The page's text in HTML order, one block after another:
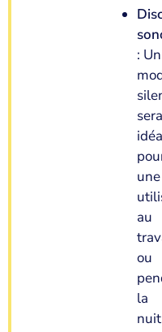
: Un
sera
une
au
ou
la